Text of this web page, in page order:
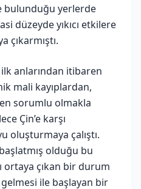
bulunduğu yerlerde
düzeyde yıkıcı etkilere
çıkarmıştı.
ilk anlarından itibaren
mali kayıplardan,
sorumlu olmakla
Çin’e karşı
oluşturmaya çalıştı.
başlatmış olduğu bu
çıkan bir durum
ile başlayan bir